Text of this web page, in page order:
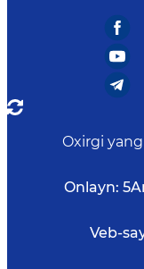
Oxirgi
Onlayn: 5
Veb-